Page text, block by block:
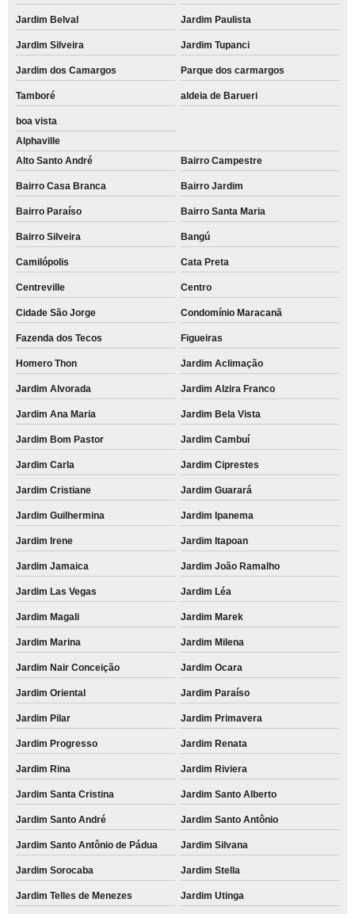
Jardim Belval Jardim Paulista
Jardim Silveira Jardim Tupanci
Jardim dos Camargos Parque dos carmargos
Tamboré aldeia de Barueri
boa vista
Alphaville
Alto Santo André
Bairro Campestre
Bairro Casa Branca Bairro Jardim
Bairro Paraíso Bairro Santa Maria
Bairro Silveira Bangú
Camilópolis Cata Preta
Centreville Centro
Cidade São Jorge Condomínio Maracanã
Fazenda dos Tecos Figueiras
Homero Thon Jardim Aclimação
Jardim Alvorada Jardim Alzira Franco
Jardim Ana Maria Jardim Bela Vista
Jardim Bom Pastor Jardim Cambuí
Jardim Carla Jardim Ciprestes
Jardim Cristiane Jardim Guarará
Jardim Guilhermina Jardim Ipanema
Jardim Irene Jardim Itapoan
Jardim Jamaica Jardim João Ramalho
Jardim Las Vegas Jardim Léa
Jardim Magali Jardim Marek
Jardim Marina Jardim Milena
Jardim Nair Conceição Jardim Ocara
Jardim Oriental Jardim Paraíso
Jardim Pilar Jardim Primavera
Jardim Progresso Jardim Renata
Jardim Rina Jardim Riviera
Jardim Santa Cristina Jardim Santo Alberto
Jardim Santo André Jardim Santo Antônio
Jardim Santo Antônio de Pádua Jardim Silvana
Jardim Sorocaba Jardim Stella
Jardim Telles de Menezes Jardim Utinga